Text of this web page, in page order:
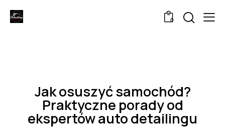
0
Jak osuszyć samochód?
Praktyczne porady od
ekspertów auto detailingu